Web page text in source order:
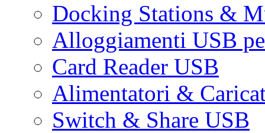
Docking Stations &
Alloggiamenti USB
Card Reader USB
Alimentatori &
Switch & Share USB